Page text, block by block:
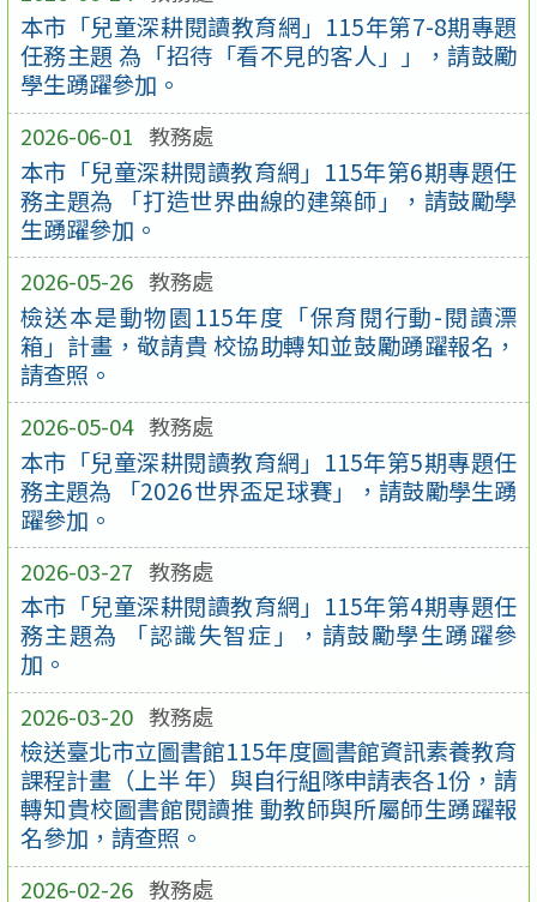
本市「兒童深耕閱讀教育網」115年第7-8期專題
任務主題 為「招待「看不見的客人」」，請鼓勵
學生踴躍參加。
2026-06-01 教務處
本市「兒童深耕閱讀教育網」115年第6期專題任
務主題為 「打造世界曲線的建築師」，請鼓勵學
生踴躍參加。
2026-05-26 教務處
檢送本是動物園115年度「保育閱行動-閱讀漂
箱」計畫，敬請貴 校協助轉知並鼓勵踴躍報名，
請查照。
2026-05-04 教務處
本市「兒童深耕閱讀教育網」115年第5期專題任
務主題為 「2026世界盃足球賽」，請鼓勵學生踴
躍參加。
2026-03-27 教務處
本市「兒童深耕閱讀教育網」115年第4期專題任
務主題為 「認識失智症」，請鼓勵學生踴躍參
加。
2026-03-20 教務處
檢送臺北市立圖書館115年度圖書館資訊素養教育
課程計畫（上半 年）與自行組隊申請表各1份，請
轉知貴校圖書館閱讀推 動教師與所屬師生踴躍報
名參加，請查照。
2026-02-26 教務處